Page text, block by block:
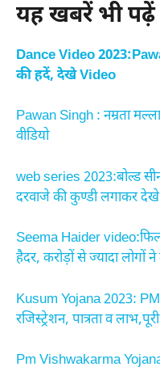
यह खबरें भी पढ़ें
Dance Video
की हदें, देखे Video
Pawan Singh : नम्रता
वीडियो
web series 2023:बोल्ड
दरवाजे की कुण्डी लगाकर देखे
Seema Haider
हैदर, करोड़ों से ज्यादा लोगों ने
Kusum Yojana 2023:
रजिस्ट्रेशन, पात्रता व
Pm Vishwakarma Yojana